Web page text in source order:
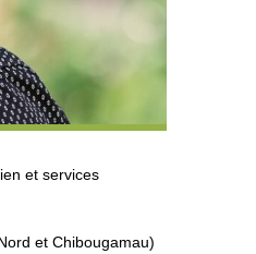
et services
et Chibougamau)